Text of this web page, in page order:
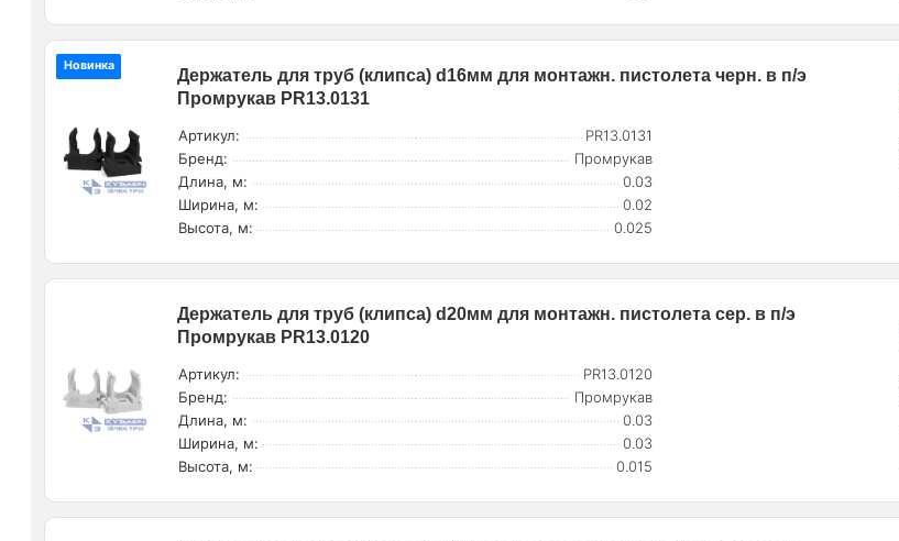
Новинка
Держатель для труб (клипса) d16мм для монтажн. пистолета черн. в п/э
Промрукав PR13.0131
Артикул:
PR13.0131
Бренд:
Промрукав
Длина, м:
0.03
Ширина, м:
0.02
Высота, м:
0.025
Держатель для труб (клипса) d20мм для монтажн. пистолета сер. в п/э
Промрукав PR13.0120
Артикул:
PR13.0120
Бренд:
Промрукав
Длина, м:
0.03
Ширина, м:
0.03
Высота, м:
0.015